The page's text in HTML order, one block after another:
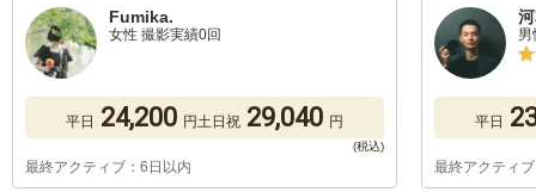
Fumika.
女性 撮影実績0回
平日 24,200 円土日祝 29,040 円
最終アクティブ：6日以内
平日
最終アクティ